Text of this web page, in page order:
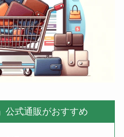
公式通販がおすすめ